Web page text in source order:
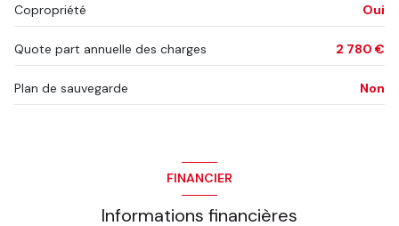
Copropriété Oui
Quote part annuelle des charges 2 780 €
Plan de sauvegarde Non
FINANCIER
Informations financières